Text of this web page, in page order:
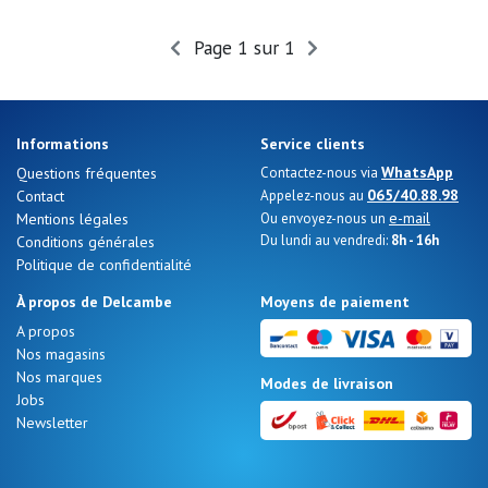
Nos 11
magasins
Page 1 sur 1
Informations
Questions fréquentes
Contact
Mentions légales
Conditions générales
Politique de confidentialité
Service clients
Contactez-nous via WhatsApp
Appelez-nous au 065/40.88.98
Ou envoyez-nous un e-mail
Du lundi au vendredi: 8h - 16h
À propos de Delcambe
A propos
Nos magasins
Nos marques
Jobs
Newsletter
Moyens de paiement
Modes de livraison